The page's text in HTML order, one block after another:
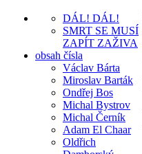
DÁL! DÁL!
SMRT SE MUSÍ
ZAPÍT ZAŽIVA
obsah čísla
Václav Bárta
Miroslav Barták
Ondřej Bos
Michal Bystrov
Michal Černík
Adam El Chaar
Oldřich